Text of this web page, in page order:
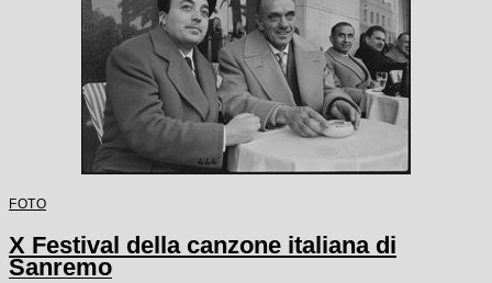
FOTO
X Festival della canzone italiana di
Sanremo